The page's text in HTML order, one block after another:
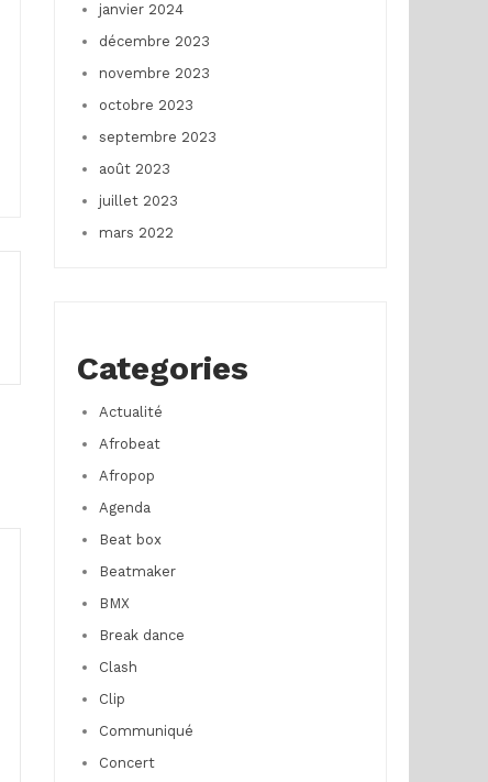
janvier 2024
décembre 2023
novembre 2023
octobre 2023
septembre 2023
août 2023
juillet 2023
mars 2022
Categories
Actualité
Afrobeat
Afropop
Agenda
Beat box
Beatmaker
BMX
Break dance
Clash
Clip
Communiqué
Concert